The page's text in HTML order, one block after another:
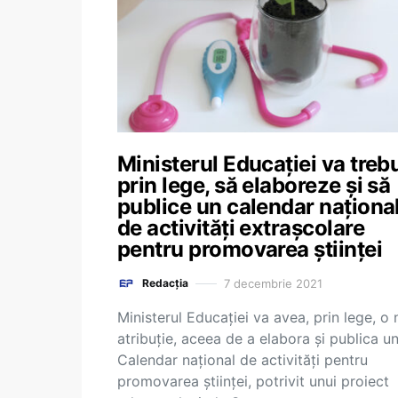
Ministerul Educației va
prin lege, să elaboreze și să
publice un calendar național
de activități extrașcolare
pentru promovarea științei
Redacția 7 decembrie 2021
Ministerul Educației va avea, prin lege, o
atribuție, aceea de a elabora și publica un
Calendar național de activități pentru
promovarea științei, potrivit unui proiect